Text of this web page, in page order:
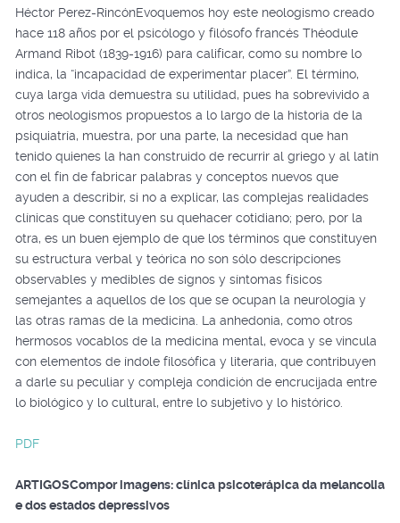
Héctor Perez-RincónEvoquemos hoy este neologismo creado
hace 118 años por el psicólogo y filósofo francés Théodule
Armand Ribot (1839-1916) para calificar, como su nombre lo
indica, la “incapacidad de experimentar placer”. El término,
cuya larga vida demuestra su utilidad, pues ha sobrevivido a
otros neologismos propuestos a lo largo de la historia de la
psiquiatría, muestra, por una parte, la necesidad que han
tenido quienes la han construido de recurrir al griego y al latín
con el fin de fabricar palabras y conceptos nuevos que
ayuden a describir, si no a explicar, las complejas realidades
clínicas que constituyen su quehacer cotidiano; pero, por la
otra, es un buen ejemplo de que los términos que constituyen
su estructura verbal y teórica no son sólo descripciones
observables y medibles de signos y síntomas físicos
semejantes a aquellos de los que se ocupan la neurología y
las otras ramas de la medicina. La anhedonia, como otros
hermosos vocablos de la medicina mental, evoca y se vincula
con elementos de índole filosófica y literaria, que contribuyen
a darle su peculiar y compleja condición de encrucijada entre
lo biológico y lo cultural, entre lo subjetivo y lo histórico.
PDF
ARTIGOSCompor imagens: clínica psicoterápica da melancolia
e dos estados depressivos